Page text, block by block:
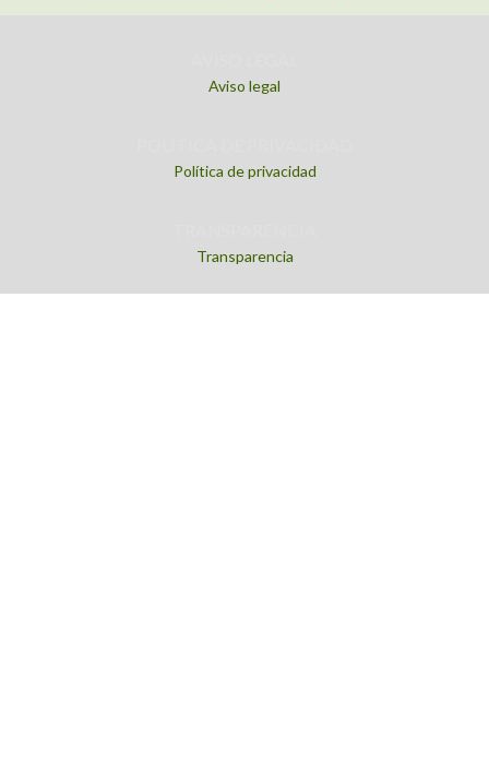
Aviso legal
Política de privacidad
Transparencia